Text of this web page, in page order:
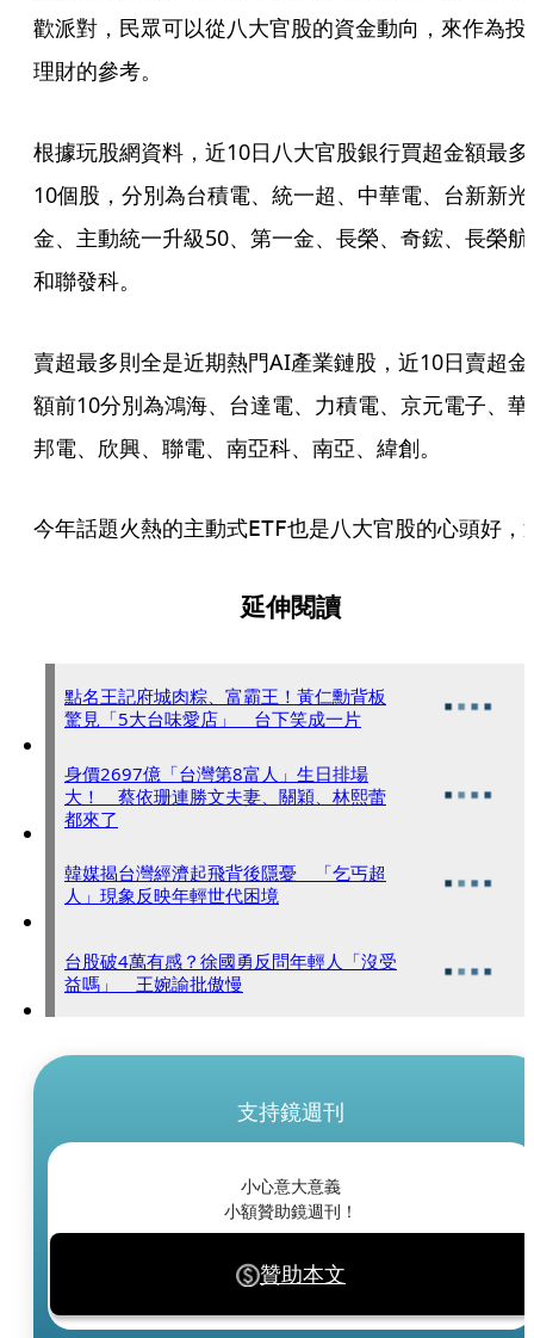
歡派對，民眾可以從八大官股的資金動向，來作為投
理財的參考。
根據玩股網資料，近10日八大官股銀行買超金額最多
10個股，分別為台積電、統一超、中華電、台新新光
金、主動統一升級50、第一金、長榮、奇鋐、長榮航
和聯發科。
賣超最多則全是近期熱門AI產業鏈股，近10日賣超金
額前10分別為鴻海、台達電、力積電、京元電子、華
邦電、欣興、聯電、南亞科、南亞、緯創。
今年話題火熱的主動式ETF也是八大官股的心頭好
延伸閱讀
點名王記府城肉粽、富霸王！黃仁勳背板
驚見「5大台味愛店」 台下笑成一片
身價2697億「台灣第8富人」生日排場
大！ 蔡依珊連勝文夫妻、關穎、林熙蕾
都來了
韓媒揭台灣經濟起飛背後隱憂 「乞丐超
人」現象反映年輕世代困境
台股破4萬有感？徐國勇反問年輕人「沒受
益嗎」 王婉諭批傲慢
支持鏡週刊
小心意大意義
小額贊助鏡週刊！
贊助本文